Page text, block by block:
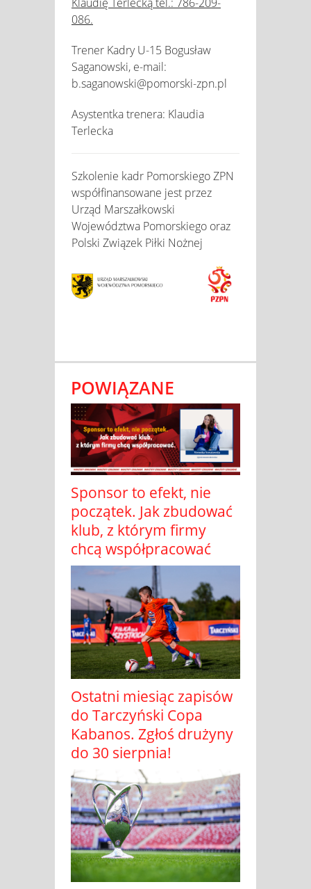
086.
Trener Kadry U-15 Bogusław
Saganowski, e-mail:
b.saganowski@pomorski-zpn.pl
Asystentka trenera: Klaudia
Terlecka
Szkolenie kadr Pomorskiego ZPN
współfinansowane jest przez
Urząd Marszałkowski
Województwa Pomorskiego oraz
Polski Związek Piłki Nożnej
POWIĄZANE
Sponsor to efekt, nie
początek. Jak zbudować
klub, z którym firmy
chcą współpracować
Ostatni miesiąc zapisów
do Tarczyński Copa
Kabanos. Zgłoś drużyny
do 30 sierpnia!